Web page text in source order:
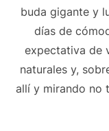
buda gigante y
días de
expectativa de
naturales y,
allí y mirando no